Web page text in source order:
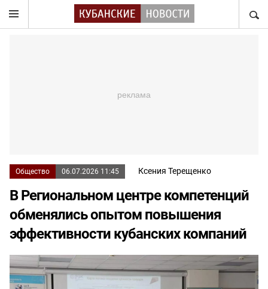
Общество 06.07.2026 11:45 Ксения Терещенко
В Региональном центре компетенций
обменялись опытом повышения
эффективности кубанских компаний